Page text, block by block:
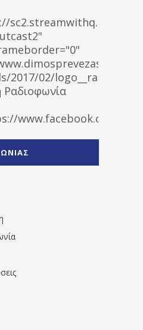
wp-
2017/02/
www.facebook.com/
" artist="" ]